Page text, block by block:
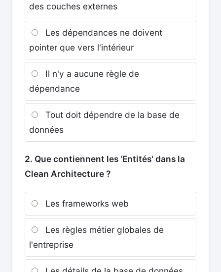
des couches externes
Les dépendances ne doivent
pointer que vers l'intérieur
Il n'y a aucune règle de
dépendance
Tout doit dépendre de la base de
données
2. Que contiennent les 'Entités' dans la
Clean Architecture ?
Les frameworks web
Les règles métier globales de
l'entreprise